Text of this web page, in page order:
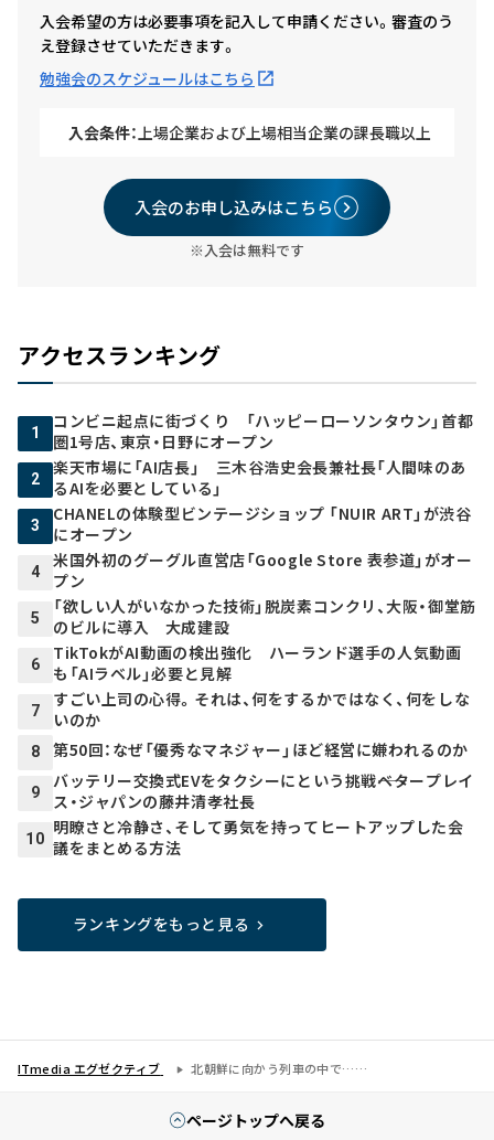
入会希望の方は必要事項を記入して申請ください。審査のう
え登録させていただきます。
勉強会のスケジュールはこちら
入会条件： 上場企業および上場相当企業の課長職以上
入会のお申し込みはこちら
※入会は無料です
アクセスランキング
1
コンビニ起点に街づくり 「ハッピーローソンタウン」首都
圏1号店、東京・日野にオープン
2
楽天市場に「AI店長」 三木谷浩史会長兼社長「人間味のあ
るAIを必要としている」
3
CHANELの体験型ビンテージショップ 「NUIR ART」が渋谷
にオープン
4
米国外初のグーグル直営店「Google Store 表参道」がオー
プン
5
「欲しい人がいなかった技術」脱炭素コンクリ、大阪・御堂筋
のビルに導入 大成建設
6
TikTokがAI動画の検出強化 ハーランド選手の人気動画
も「AIラベル」必要と見解
7
すごい上司の心得。それは、何をするかではなく、何をしな
いのか
8 第50回：なぜ「優秀なマネジャー」ほど経営に嫌われるのか
9
バッテリー交換式EVをタクシーにという挑戦――ベタープレイ
ス・ジャパンの藤井清孝社長
10
明瞭さと冷静さ、そして勇気を持ってヒートアップした会
議をまとめる方法
ランキングをもっと見る
ITmedia エグゼクティブ 北朝鮮に向かう列車の中で……
ページトップへ戻る